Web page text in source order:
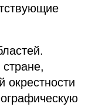
окрестности